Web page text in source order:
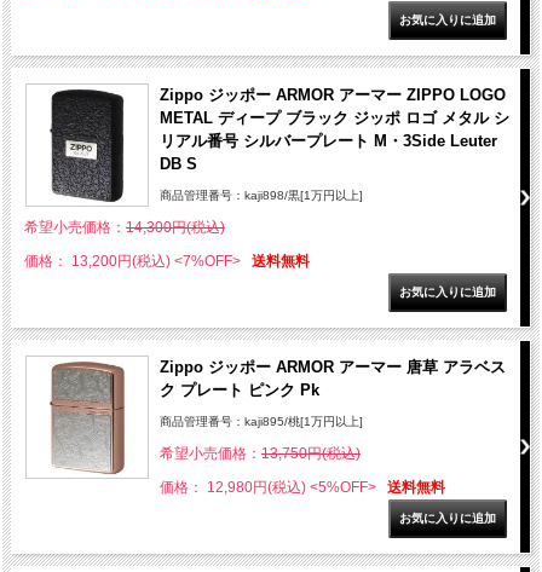
Zippo ジッポー ARMOR アーマー ZIPPO LOGO
METAL ディープ ブラック ジッポ ロゴ メタル シ
リアル番号 シルバープレート M・3Side Leuter
DB S
商品管理番号：kaji898/黒[1万円以上]
希望小売価格： 14,300円(税込)
価格： 13,200円(税込) <7%OFF> 送料無料
Zippo ジッポー ARMOR アーマー 唐草 アラベス
ク プレート ピンク Pk
商品管理番号：kaji895/桃[1万円以上]
希望小売価格： 13,750円(税込)
価格： 12,980円(税込) <5%OFF> 送料無料